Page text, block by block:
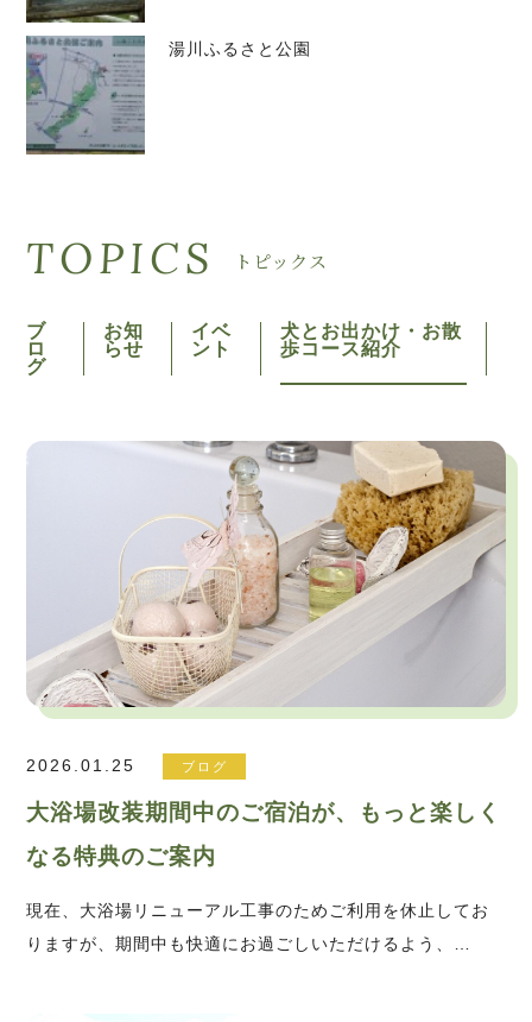
湯川ふるさと公園
TOPICS トピックス
ブ
ロ
グ
お知
らせ
イベ
ント
犬とお出かけ・お散
歩コース紹介
2026.01.25 ブログ
大浴場改装期間中のご宿泊が、もっと楽しく
なる特典のご案内
現在、大浴場リニューアル工事のためご利用を休止してお
りますが、期間中も快適にお過ごしいただけるよう、…